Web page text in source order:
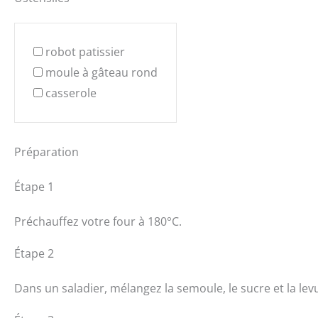
robot patissier
moule à gâteau rond
casserole
Préparation
Étape 1
Préchauffez votre four à 180°C.
Étape 2
Dans un saladier, mélangez la semoule, le sucre et la